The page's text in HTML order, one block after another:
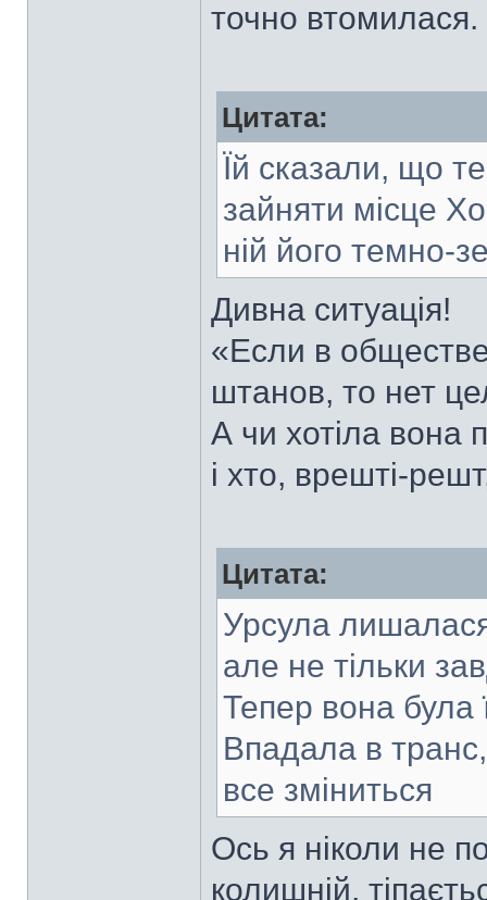
точно втомилася.
Цитата:
Їй сказали, що
зайняти місце
ній його темно-
Дивна ситуація!
«Если в
штанов, то нет
А чи хотіла вона
і хто, врешті-
Цитата:
Урсула
але не тільки
Тепер вона була
Впадала в
все зміниться
Ось я ніколи не
колишній,